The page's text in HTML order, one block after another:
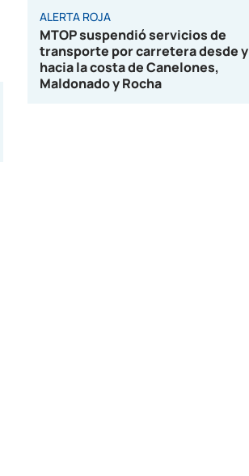
ALERTA ROJA
MTOP suspendió servicios de
transporte por carretera desde y
hacia la costa de Canelones,
Maldonado y Rocha